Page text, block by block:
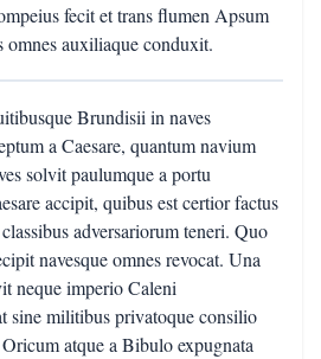
fecit et trans flumen Apsum
omnes auxiliaque conduxit.
Brundisii in naves
a Caesare, quantum navium
solvit paulumque a portu
accipit, quibus est certior factus
adversariorum teneri. Quo
navesque omnes revocat. Una
neque imperio Caleni
sine militibus privatoque consilio
atque a Bibulo expugnata